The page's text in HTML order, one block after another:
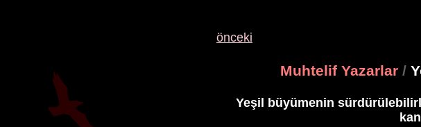
önceki
Muhtelif Yazarlar /
Yeşil büyümenin